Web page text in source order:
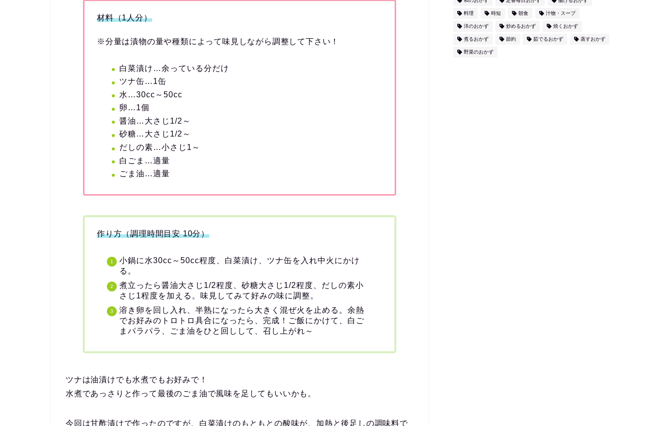
材料（1人分）
※分量は漬物の量や種類によって味見しながら調整して下さい！
白菜漬け…余っている分だけ
ツナ缶…1缶
水…30cc～50cc
卵…1個
醤油…大さじ1/2～
砂糖…大さじ1/2～
だしの素…小さじ1～
白ごま…適量
ごま油…適量
作り方（調理時間目安 10分）
小鍋に水30cc～50cc程度、白菜漬け、ツナ缶を入れ中火にかけ
る。
煮立ったら醤油大さじ1/2程度、砂糖大さじ1/2程度、だしの素小
さじ1程度を加える。味見してみて好みの味に調整。
溶き卵を回し入れ、半熟になったら大きく混ぜ火を止める。余熱
でお好みのトロトロ具合になったら、完成！ご飯にかけて、白ご
まパラパラ、ごま油をひと回しして、召し上がれ～
ツナは油漬けでも水煮でもお好みで！
水煮であっさりと作って最後のごま油で風味を足してもいいかも。
今回は甘酢漬けで作ったのですが、白菜漬けのもともとの酸味が、加熱と後足しの調味料で
料理 時短 朝食 汁物・スープ
洋のおかず 炒めるおかず 焼くおかず
煮るおかず 節約 茹でるおかず 蒸すおかず
野菜のおかず